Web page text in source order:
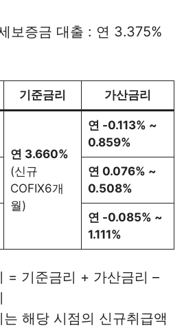
보증금 대출 : 연 3.375%
기준금리 가산금리
연 3.660%
(신규
COFIX6개
월)
연 -0.113% ~
0.859%
연 0.076% ~
0.508%
연 -0.085% ~
1.111%
= 기준금리 + 가산금리 –
는 해당 시점의 신규취급액